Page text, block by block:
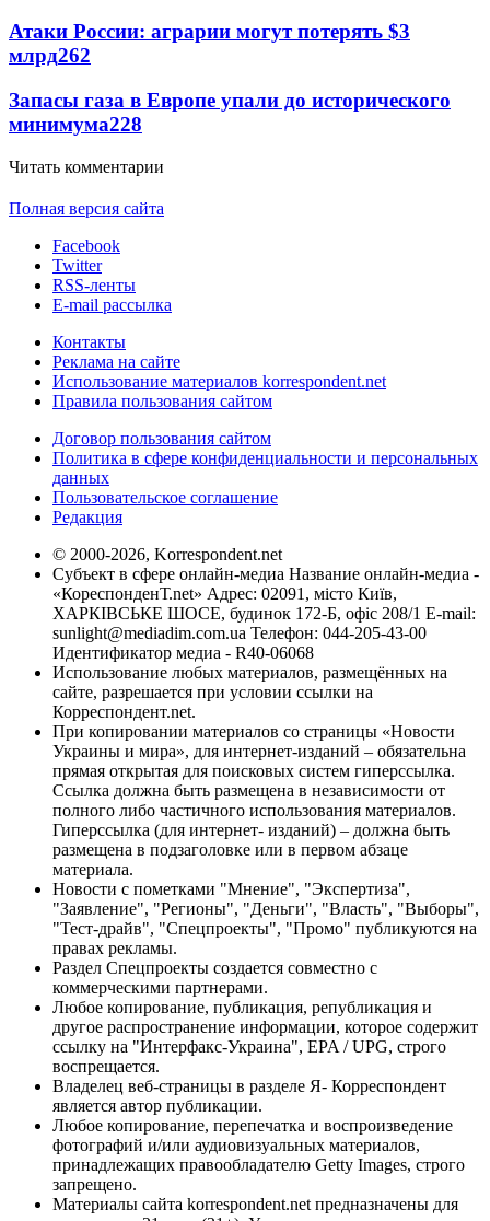
Атаки России: аграрии могут потерять $3
млрд262
Запасы газа в Европе упали до исторического
минимума228
Читать комментарии
Полная версия сайта
Facebook
Twitter
RSS-ленты
E-mail рассылка
Контакты
Реклама на сайте
Использование материалов korrespondent.net
Правила пользования сайтом
Договор пользования сайтом
Политика в сфере конфиденциальности и персональных
данных
Пользовательское соглашение
Редакция
© 2000-2026, Korrespondent.net
Субъект в сфере онлайн-медиа Название онлайн-медиа -
«КореспонденТ.net» Адрес: 02091, місто Київ,
ХАРКІВСЬКЕ ШОСЕ, будинок 172-Б, офіс 208/1 E-mail:
sunlight@mediadim.com.ua Телефон: 044-205-43-00
Идентификатор медиа - R40-06068
Использование любых материалов, размещённых на
сайте, разрешается при условии ссылки на
Корреспондент.net.
При копировании материалов со страницы «Новости
Украины и мира», для интернет-изданий – обязательна
прямая открытая для поисковых систем гиперссылка.
Ссылка должна быть размещена в независимости от
полного либо частичного использования материалов.
Гиперссылка (для интернет- изданий) – должна быть
размещена в подзаголовке или в первом абзаце
материала.
Новости с пометками "Мнение", "Экспертиза",
"Заявление", "Регионы", "Деньги", "Власть", "Выборы",
"Тест-драйв", "Спецпроекты", "Промо" публикуются на
правах рекламы.
Раздел Спецпроекты создается совместно с
коммерческими партнерами.
Любое копирование, публикация, републикация и
другое распространение информации, которое содержит
ссылку на "Интерфакс-Украина", EPA / UPG, строго
воспрещается.
Владелец веб-страницы в разделе Я- Корреспондент
является автор публикации.
Любое копирование, перепечатка и воспроизведение
фотографий и/или аудиовизуальных материалов,
принадлежащих правообладателю Getty Images, строго
запрещено.
Материалы сайта korrespondent.net предназначены для